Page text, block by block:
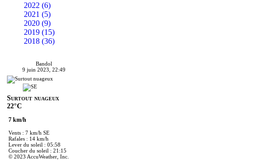
2022 (6)
2021 (5)
2020 (9)
2019 (15)
2018 (36)
Bandol
9 juin 2023, 22:49
Surtout nuageux
22°C
7 km/h
Vents : 7 km/h SE
Rafales : 14 km/h
Lever du soleil : 05:58
Coucher du soleil : 21:15
© 2023 AccuWeather, Inc.